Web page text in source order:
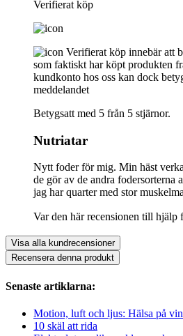
Verifierat köp
Verifierat köp innebär att
som faktiskt har köpt produkten
kundkonto hos oss kan dock
meddelandet
Betygsatt med 5 från 5 stjärnor.
Nutriatar
Nytt foder för mig. Min häst
de gör av de andra fodersorterna
jag har quarter med stor
Var den här recensionen till hjälp
Visa alla kundrecensioner
Recensera denna produkt
Senaste artiklarna:
Motion, luft och ljus: Hälsa på
10 skäl att rida